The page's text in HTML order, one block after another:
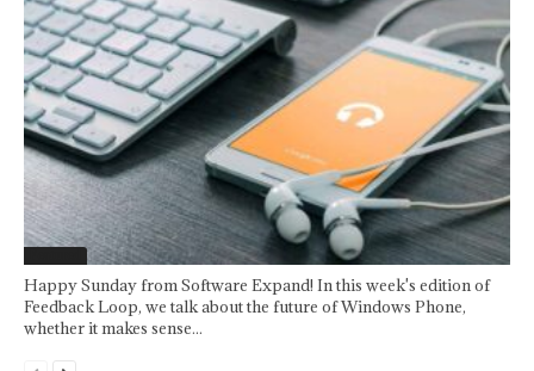
Happy Sunday from Software Expand! In this week's edition of
Feedback Loop, we talk about the future of Windows Phone,
whether it makes sense...